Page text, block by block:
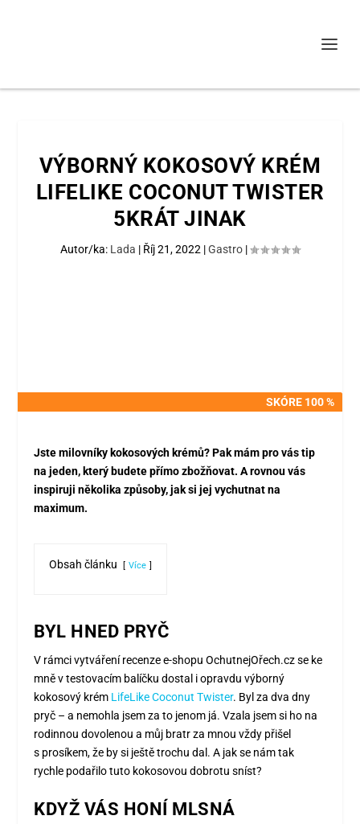
VÝBORNÝ KOKOSOVÝ KRÉM
LIFELIKE COCONUT TWISTER
5KRÁT JINAK
Autor/ka: Lada | Říj 21, 2022 |Gastro |
SKÓRE 100 %
SKÓRE 100 %
Jste milovníky kokosových krémů? Pak mám pro vás tip
na jeden, který budete přímo zbožňovat. A rovnou vás
inspiruji několika způsoby, jak si jej vychutnat na
maximum.
Obsah článku Více
BYL HNED PRYČ
V rámci vytváření recenze e-shopu OchutnejOřech.cz se ke
mně v testovacím balíčku dostal i opravdu výborný
kokosový krém LifeLike Coconut Twister. Byl za dva dny
pryč – a nemohla jsem za to jenom já. Vzala jsem si ho na
rodinnou dovolenou a můj bratr za mnou vždy přišel
s prosíkem, že by si ještě trochu dal. A jak se nám tak
rychle podařilo tuto kokosovou dobrotu sníst?
KDYŽ VÁS HONÍ MLSNÁ